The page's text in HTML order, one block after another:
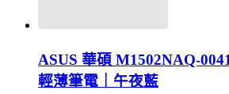
ASUS 華碩 M1502NAQ-
輕薄筆電｜午夜藍